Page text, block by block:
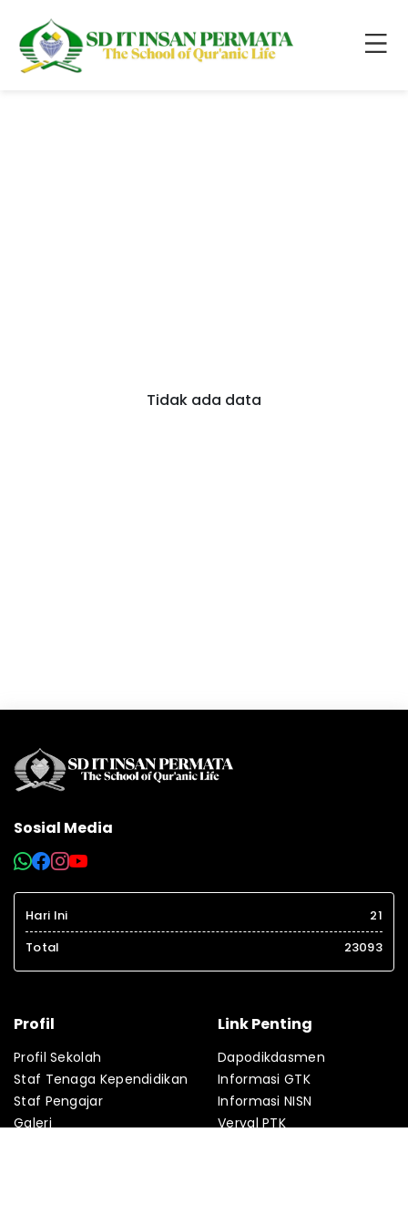
Tidak ada data
Sosial Media
Hari Ini
21
Total
23093
Profil
Profil Sekolah
Staf Tenaga Kependidikan
Staf Pengajar
Galeri
Link Penting
Dapodikdasmen
Informasi GTK
Informasi NISN
Verval PTK